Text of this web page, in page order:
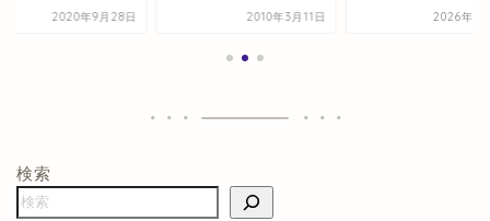
2020年9月28日 2010年3月11日 2026年5
検索